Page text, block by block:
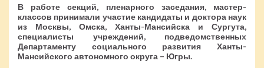
В работе секций, пленарного заседания, мастер-
классов принимали участие кандидаты и доктора наук
из Москвы, Омска, Ханты-Мансийска и Сургута,
специалисты учреждений, подведомственных
Департаменту социального развития Ханты-
Мансийского автономного округа – Югры.